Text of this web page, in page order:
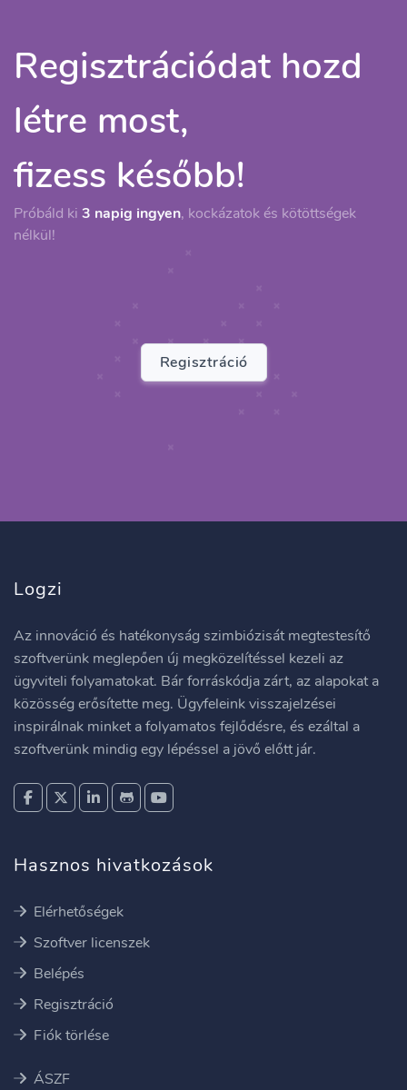
Regisztrációdat hozd
létre most,
fizess később!
Próbáld ki 3 napig ingyen, kockázatok és kötöttségek
nélkül!
Regisztráció
Logzi
Az innováció és hatékonyság szimbiózisát megtestesítő
szoftverünk meglepően új megközelítéssel kezeli az
ügyviteli folyamatokat. Bár forráskódja zárt, az alapokat a
közösség erősítette meg. Ügyfeleink visszajelzései
inspirálnak minket a folyamatos fejlődésre, és ezáltal a
szoftverünk mindig egy lépéssel a jövő előtt jár.
Hasznos hivatkozások
Elérhetőségek
Szoftver licenszek
Belépés
Regisztráció
Fiók törlése
ÁSZF